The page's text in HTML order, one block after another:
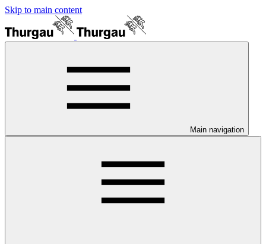
Skip to main content
Main navigation